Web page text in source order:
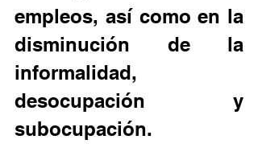
empleos, así como en la
disminución de la
informalidad,
desocupación y
subocupación.